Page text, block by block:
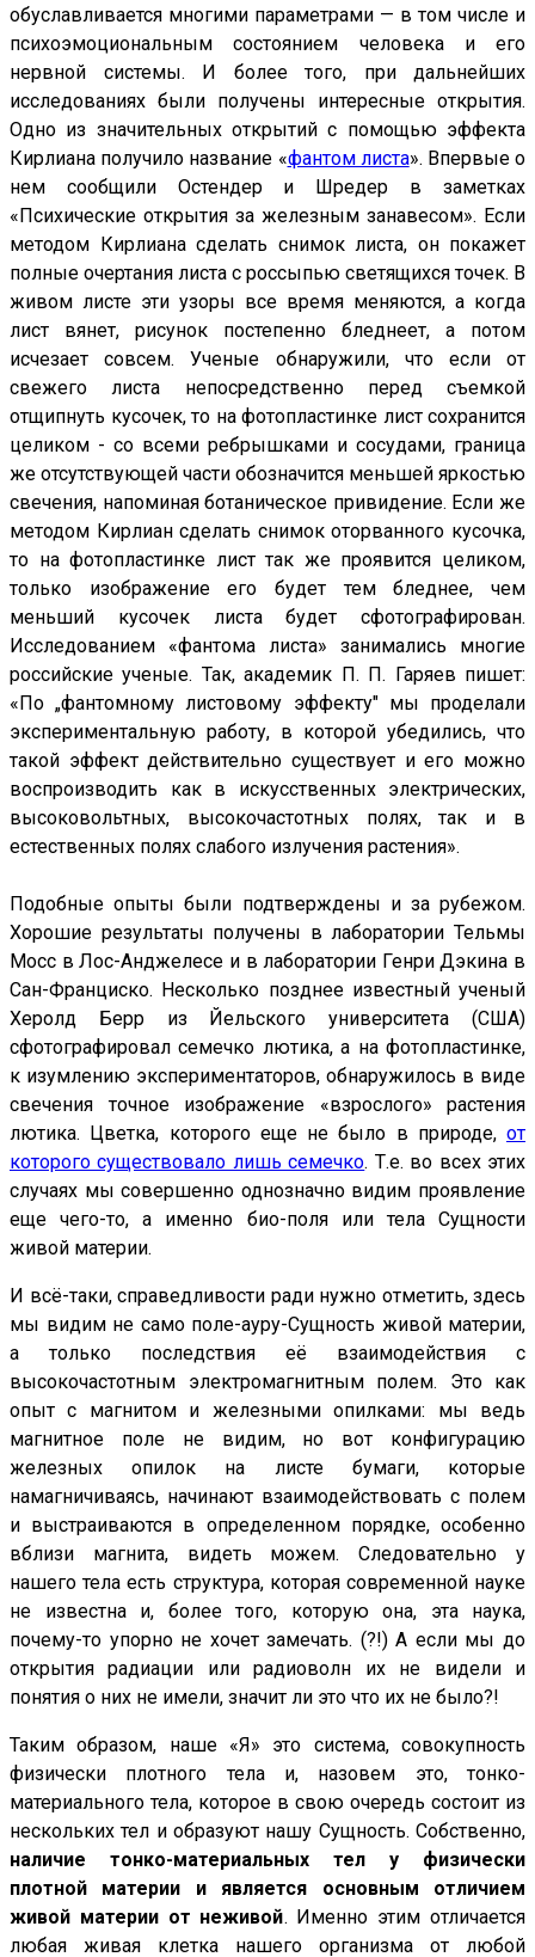
обуславливается многими параметрами — в том числе и
психоэмоциональным состоянием человека и его
нервной системы. И более того, при дальнейших
исследованиях были получены интересные открытия.
Одно из значительных открытий с помощью эффекта
Кирлиана получило название «фантом листа». Впервые о
нем сообщили Остендер и Шредер в заметках
«Психические открытия за железным занавесом». Если
методом Кирлиана сделать снимок листа, он покажет
полные очертания листа с россыпью светящихся точек. В
живом листе эти узоры все время меняются, а когда
лист вянет, рисунок постепенно бледнеет, а потом
исчезает совсем. Ученые обнаружили, что если от
свежего листа непосредственно перед съемкой
отщипнуть кусочек, то на фотопластинке лист сохранится
целиком - со всеми ребрышками и сосудами, граница
же отсутствующей части обозначится меньшей яркостью
свечения, напоминая ботаническое привидение. Если же
методом Кирлиан сделать снимок оторванного кусочка,
то на фотопластинке лист так же проявится целиком,
только изображение его будет тем бледнее, чем
меньший кусочек листа будет сфотографирован.
Исследованием «фантома листа» занимались многие
российские ученые. Так, академик П. П. Гаряев пишет:
«По „фантомному листовому эффекту" мы проделали
экспериментальную работу, в которой убедились, что
такой эффект действительно существует и его можно
воспроизводить как в искусственных электрических,
высоковольтных, высокочастотных полях, так и в
естественных полях слабого излучения растения».
Подобные опыты были подтверждены и за рубежом.
Хорошие результаты получены в лаборатории Тельмы
Мосс в Лос-Анджелесе и в лаборатории Генри Дэкина в
Сан-Франциско. Несколько позднее известный ученый
Херолд Берр из Йельского университета (США)
сфотографировал семечко лютика, а на фотопластинке,
к изумлению экспериментаторов, обнаружилось в виде
свечения точное изображение «взрослого» растения
лютика. Цветка, которого еще не было в природе, от
которого существовало лишь семечко. Т.е. во всех этих
случаях мы совершенно однозначно видим проявление
еще чего-то, а именно био-поля или тела Сущности
живой материи.
И всё-таки, справедливости ради нужно отметить, здесь
мы видим не само поле-ауру-Сущность живой материи,
а только последствия её взаимодействия с
высокочастотным электромагнитным полем. Это как
опыт с магнитом и железными опилками: мы ведь
магнитное поле не видим, но вот конфигурацию
железных опилок на листе бумаги, которые
намагничиваясь, начинают взаимодействовать с полем
и выстраиваются в определенном порядке, особенно
вблизи магнита, видеть можем. Следовательно у
нашего тела есть структура, которая современной науке
не известна и, более того, которую она, эта наука,
почему-то упорно не хочет замечать. (?!) А если мы до
открытия радиации или радиоволн их не видели и
понятия о них не имели, значит ли это что их не было?!
Таким образом, наше «Я» это система, совокупность
физически плотного тела и, назовем это, тонко-
материального тела, которое в свою очередь состоит из
нескольких тел и образуют нашу Сущность. Собственно,
наличие тонко-материальных тел у физически
плотной материи и является основным отличием
живой материи от неживой. Именно этим отличается
любая живая клетка нашего организма от любой